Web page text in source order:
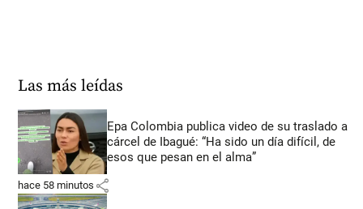
Las más leídas
Epa Colombia publica video de su traslado a
cárcel de Ibagué: “Ha sido un día difícil, de
esos que pesan en el alma”
hace 58 minutos share